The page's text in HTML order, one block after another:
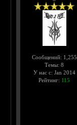
Сообщений: 1,255
Темы: 8
У нас с: Jan 2014
Рейтинг: 115